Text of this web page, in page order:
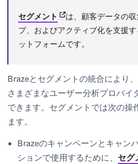
セグメント (opens in new tab)
は、顧客データの
プ、およびアクティブ化を支援
ットフォームです。
Brazeとセグメントの統合により
さまざまなユーザー分析プロバイ
できます。セグメントでは次の操
ます。
Brazeのキャンペーンとキャン
ションで使用するために、 セグ